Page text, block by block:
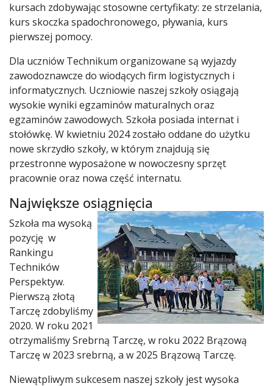
kursach zdobywając stosowne certyfikaty: ze strzelania,
kurs skoczka spadochronowego, pływania, kurs
pierwszej pomocy.
Dla uczniów Technikum organizowane są wyjazdy
zawodoznawcze do wiodących firm logistycznych i
informatycznych. Uczniowie naszej szkoły osiągają
wysokie wyniki egzaminów maturalnych oraz
egzaminów zawodowych. Szkoła posiada internat i
stołówkę. W kwietniu 2024 zostało oddane do użytku
nowe skrzydło szkoły, w którym znajdują się
przestronne wyposażone w nowoczesny sprzęt
pracownie oraz nowa część internatu.
Największe osiągnięcia
Szkoła ma wysoką
pozycję w
Rankingu
Techników
Perspektyw.
Pierwszą złotą
Tarczę zdobyliśmy
2020. W roku 2021
otrzymaliśmy Srebrną Tarczę, w roku 2022 Brązową
Tarczę w 2023 srebrną, a w 2025 Brązową Tarczę.
Niewątpliwym sukcesem naszej szkoły jest wysoka